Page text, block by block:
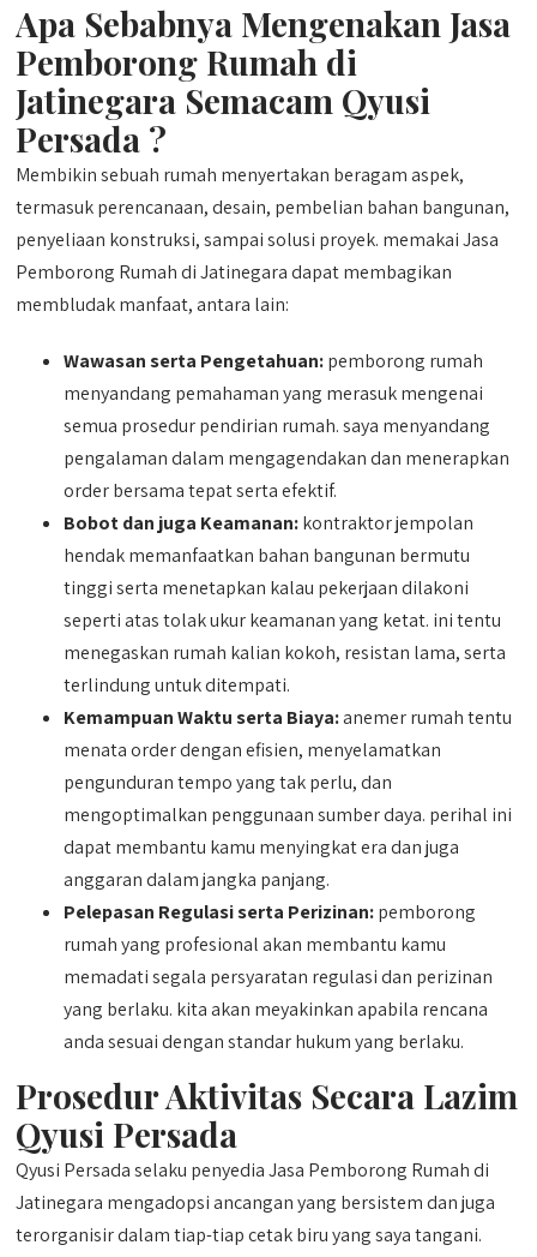
Apa Sebabnya Mengenakan Jasa
Pemborong Rumah di
Jatinegara Semacam Qyusi
Persada ?
Membikin sebuah rumah menyertakan beragam aspek,
termasuk perencanaan, desain, pembelian bahan bangunan,
penyeliaan konstruksi, sampai solusi proyek. memakai Jasa
Pemborong Rumah di Jatinegara dapat membagikan
membludak manfaat, antara lain:
Wawasan serta Pengetahuan:pemborong rumah
menyandang pemahaman yang merasuk mengenai
semua prosedur pendirian rumah. saya menyandang
pengalaman dalam mengagendakan dan menerapkan
order bersama tepat serta efektif.
Bobot dan juga Keamanan:kontraktor jempolan
hendak memanfaatkan bahan bangunan bermutu
tinggi serta menetapkan kalau pekerjaan dilakoni
seperti atas tolak ukur keamanan yang ketat. ini tentu
menegaskan rumah kalian kokoh, resistan lama, serta
terlindung untuk ditempati.
Kemampuan Waktu serta Biaya:anemer rumah tentu
menata order dengan efisien, menyelamatkan
pengunduran tempo yang tak perlu, dan
mengoptimalkan penggunaan sumber daya. perihal ini
dapat membantu kamu menyingkat era dan juga
anggaran dalam jangka panjang.
Pelepasan Regulasi serta Perizinan:pemborong
rumah yang profesional akan membantu kamu
memadati segala persyaratan regulasi dan perizinan
yang berlaku. kita akan meyakinkan apabila rencana
anda sesuai dengan standar hukum yang berlaku.
Prosedur Aktivitas Secara Lazim
Qyusi Persada
Qyusi Persada selaku penyedia Jasa Pemborong Rumah di
Jatinegara mengadopsi ancangan yang bersistem dan juga
terorganisir dalam tiap-tiap cetak biru yang saya tangani.